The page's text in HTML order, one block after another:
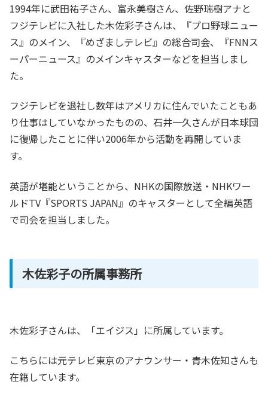
1994年に武田祐子さん、富永美樹さん、佐野瑞樹アナと
フジテレビに入社した木佐彩子さんは、『プロ野球ニュー
ス』のメイン、『めざましテレビ』の総合司会、『FNNス
ーパーニュース』のメインキャスターなどを担当しまし
た。
フジテレビを退社し数年はアメリカに住んでいたこともあ
り仕事はしていなかったものの、石井一久さんが日本球団
に復帰したことに伴い2006年から活動を再開していま
す。
英語が堪能ということから、NHKの国際放送・NHKワー
ルドTV『SPORTS JAPAN』のキャスターとして全編英語
で司会を担当しました。
木佐彩子の所属事務所
木佐彩子さんは、「エイジス」に所属しています。
こちらには元テレビ東京のアナウンサー・青木佐知さんも
在籍しています。